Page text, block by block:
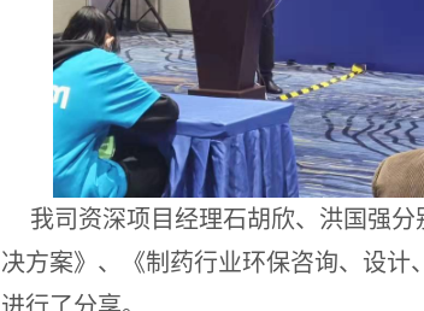
我司资深项目经理石胡欣、洪国强
决方案》、《制药行业环保咨询、设
进行了分享。